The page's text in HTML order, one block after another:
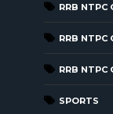
RRB NTPC
RRB NTPC
RRB NTPC
SPORTS